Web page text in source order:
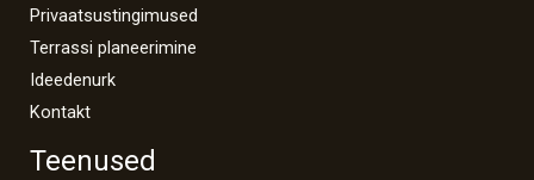
Privaatsustingimused
Terrassi planeerimine
Ideedenurk
Kontakt
Teenused